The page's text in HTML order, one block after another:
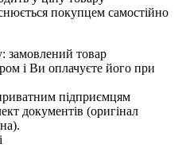
покупцем самостійно
замовлений товар
і Ви оплачуєте його при
підприємцям
документів (оригінал